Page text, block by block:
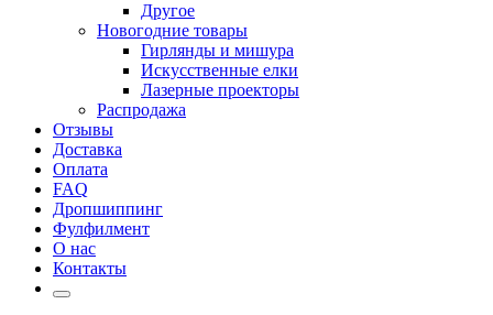
Другое
Новогодние товары
Гирлянды и мишура
Искусственные елки
Лазерные проекторы
Распродажа
Отзывы
Доставка
Оплата
FAQ
Дропшиппинг
Фулфилмент
О нас
Контакты